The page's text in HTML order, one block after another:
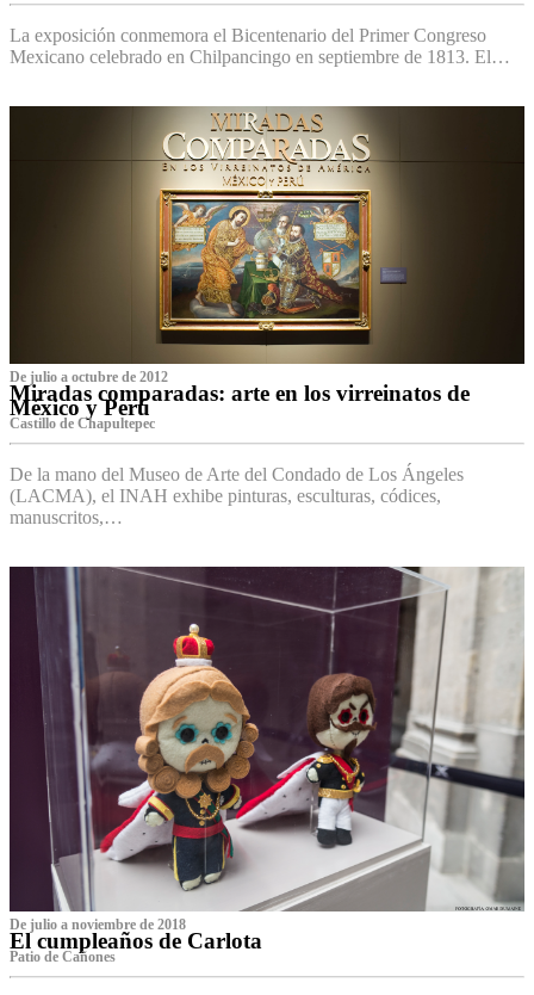
La exposición conmemora el Bicentenario del Primer Congreso
Mexicano celebrado en Chilpancingo en septiembre de 1813. El…
De julio a octubre de 2012
Miradas comparadas: arte en los virreinatos de
México y Perú
Castillo de Chapultepec
De la mano del Museo de Arte del Condado de Los Ángeles
(LACMA), el INAH exhibe pinturas, esculturas, códices,
manuscritos,…
De julio a noviembre de 2018
El cumpleaños de Carlota
Patio de Cañones